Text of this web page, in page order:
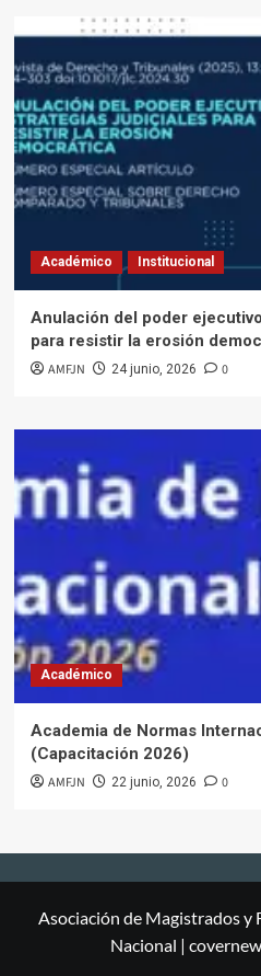
Académico Institucional
Anulación del poder
para resistir la erosión
AMFJN 24 junio, 2026 0
Académico
Academia de Normas
(Capacitación 2026)
AMFJN 22 junio, 2026 0
Asociación de Magistrados y
Nacional |